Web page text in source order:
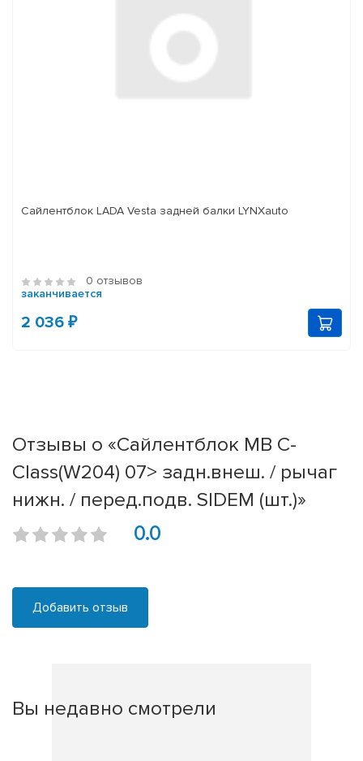
Сайлентблок LADA Vesta задней балки LYNXauto
0 отзывов
заканчивается
2 036 ₽
Отзывы о «Сайлентблок MB C-
Class(W204) 07> задн.внеш. / рычаг
нижн. / перед.подв. SIDEM (шт.)»
0.0
Добавить отзыв
Вы недавно смотрели